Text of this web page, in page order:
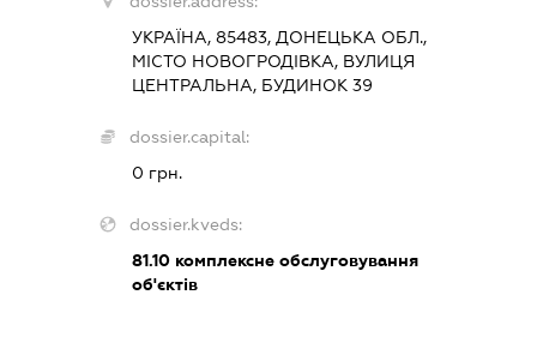
УКРАЇНА, 85483, ДОНЕЦЬКА ОБЛ.,
МІСТО НОВОГРОДІВКА, ВУЛИЦЯ
ЦЕНТРАЛЬНА, БУДИНОК 39
dossier.capital:
0 грн.
dossier.kveds:
81.10 комплексне обслуговування
об'єктів